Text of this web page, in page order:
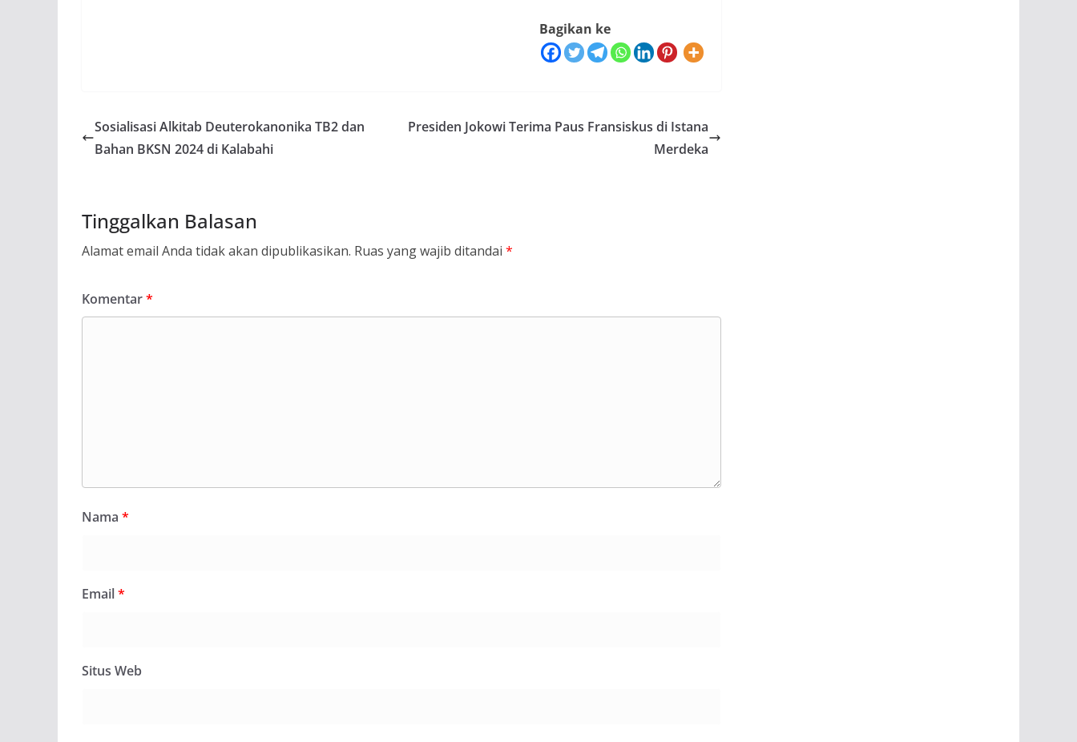
Bagikan ke
Sosialisasi Alkitab Deuterokanonika TB2 dan
Bahan BKSN 2024 di Kalabahi
Presiden Jokowi Terima Paus Fransiskus di Istana
Merdeka
Tinggalkan Balasan
Alamat email Anda tidak akan dipublikasikan. Ruas yang wajib ditandai *
Komentar*
Nama *
Email*
Situs Web